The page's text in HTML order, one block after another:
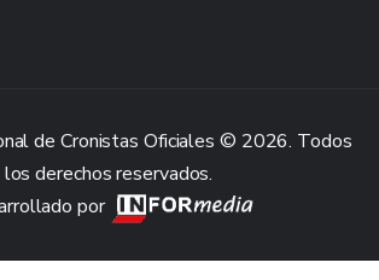
de Cronistas Oficiales © 2026. Todos
los derechos reservados.
por